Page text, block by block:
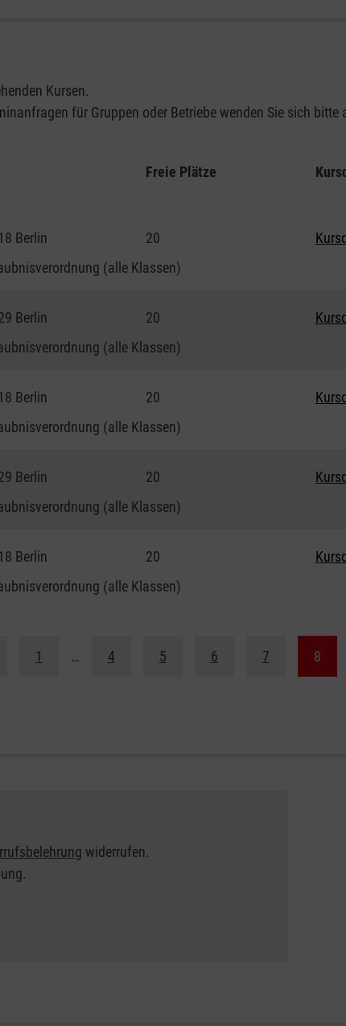
Kursen.
für Gruppen oder Betriebe wenden Sie sich
Freie Plätze
Berlin 20
(alle Klassen)
Berlin 20
(alle Klassen)
Berlin 20
(alle Klassen)
Berlin 20
(alle Klassen)
Berlin 20
(alle Klassen)
1 … 4 5 6 7 8
widerrufen.